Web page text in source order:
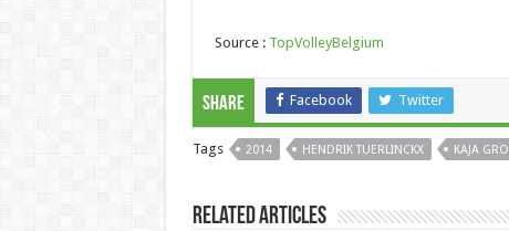
Source : TopVolleyBelgium
Share Facebook Twitter
Tags 2014 HENDRIK TUERLINCKX KAJA
Related Articles